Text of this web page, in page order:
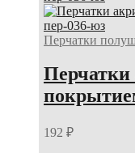
Перчатки
Перчатки
192 ₽